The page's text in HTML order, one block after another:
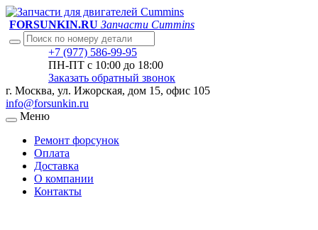
FORSUNKIN.RU Запчасти Cummins
+7 (977) 586-99-95
ПН-ПТ с 10:00 до 18:00
Заказать обратный звонок
г. Москва, ул. Ижорская, дом 15, офис 105
info@forsunkin.ru
Меню
Ремонт форсунок
Оплата
Доставка
О компании
Контакты